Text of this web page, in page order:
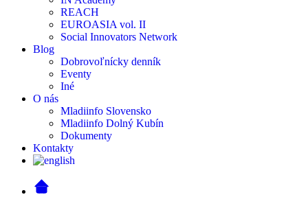
REACH
EUROASIA vol. II
Social Innovators Network
Blog
Dobrovoľnícky denník
Eventy
Iné
O nás
Mladiinfo Slovensko
Mladiinfo Dolný Kubín
Dokumenty
Kontakty